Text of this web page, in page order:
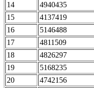
14 4940435
15 4137419
16 5146488
17 4811509
18 4826297
19 5168235
20 4742156